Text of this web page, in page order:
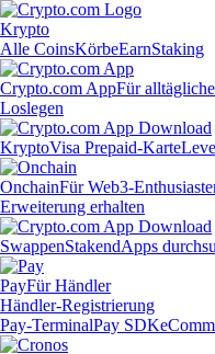
Krypto
Alle CoinsKörbeEarnStaking
Crypto.com AppFür
Loslegen
KryptoVisa Prepaid-Karte
OnchainFür Web3-
Erweiterung erhalten
SwappenStakendApps
PayFür Händler
Händler-Registrierung
Pay-TerminalPay SDK